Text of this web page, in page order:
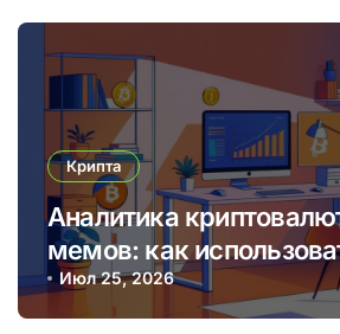
Крипта
Аналитика
мемов: как
для прибыльных
решений
Июл 25, 2026